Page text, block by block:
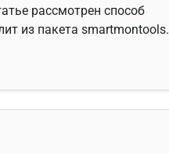
рассмотрен способ
из пакета smartmontools.